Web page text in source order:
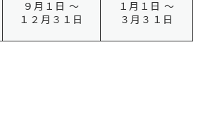
９月１日 ～
１２月３１日
１月１日 ～
３月３１日